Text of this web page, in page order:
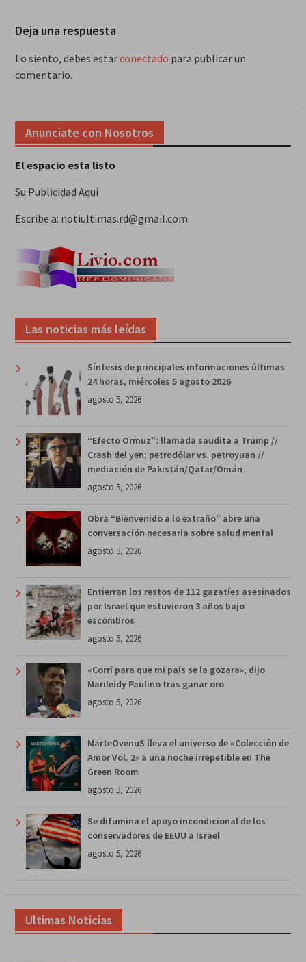
Deja una respuesta
Lo siento, debes estarconectado para publicar un
comentario.
Anunciate con Nosotros
El espacio esta listo
Su Publicidad Aquí
Escribe a: notiultimas.rd@gmail.com
Las noticias más leídas
Síntesis de principales informaciones últimas
24 horas, miércoles 5 agosto 2026
agosto 5, 2026
“Efecto Ormuz”: llamada saudita a Trump //
Crash del yen; petrodólar vs. petroyuan //
mediación de Pakistán/Qatar/Omán
agosto 5, 2026
Obra “Bienvenido a lo extraño” abre una
conversación necesaria sobre salud mental
agosto 5, 2026
Entierran los restos de 112 gazatíes asesinados
por Israel que estuvieron 3 años bajo
escombros
agosto 5, 2026
«Corrí para que mi país se la gozara», dijo
Marileidy Paulino tras ganar oro
agosto 5, 2026
MarteOvenuS lleva el universo de «Colección de
Amor Vol. 2» a una noche irrepetible en The
Green Room
agosto 5, 2026
Se difumina el apoyo incondicional de los
conservadores de EEUU a Israel
agosto 5, 2026
Ultimas Noticias